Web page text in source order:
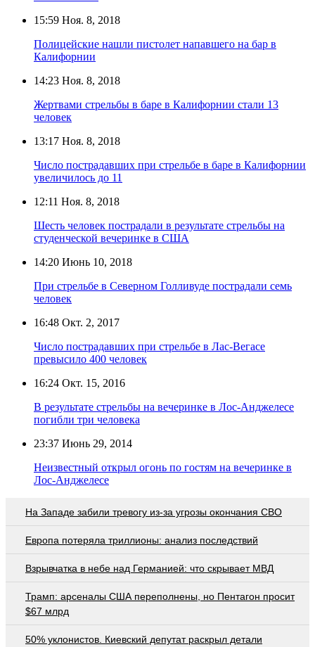
15:59 Ноя. 8, 2018
Полицейские нашли пистолет напавшего на бар в
Калифорнии
14:23 Ноя. 8, 2018
Жертвами стрельбы в баре в Калифорнии стали 13
человек
13:17 Ноя. 8, 2018
Число пострадавших при стрельбе в баре в Калифорнии
увеличилось до 11
12:11 Ноя. 8, 2018
Шесть человек пострадали в результате стрельбы на
студенческой вечеринке в США
14:20 Июнь 10, 2018
При стрельбе в Северном Голливуде пострадали семь
человек
16:48 Окт. 2, 2017
Число пострадавших при стрельбе в Лас-Вегасе
превысило 400 человек
16:24 Окт. 15, 2016
В результате стрельбы на вечеринке в Лос-Анджелесе
погибли три человека
23:37 Июнь 29, 2014
Неизвестный открыл огонь по гостям на вечеринке в
Лос-Анджелесе
На Западе забили тревогу из-за угрозы окончания СВО
Европа потеряла триллионы: анализ последствий
Взрывчатка в небе над Германией: что скрывает МВД
Трамп: арсеналы США переполнены, но Пентагон просит
$67 млрд
50% уклонистов. Киевский депутат раскрыл детали